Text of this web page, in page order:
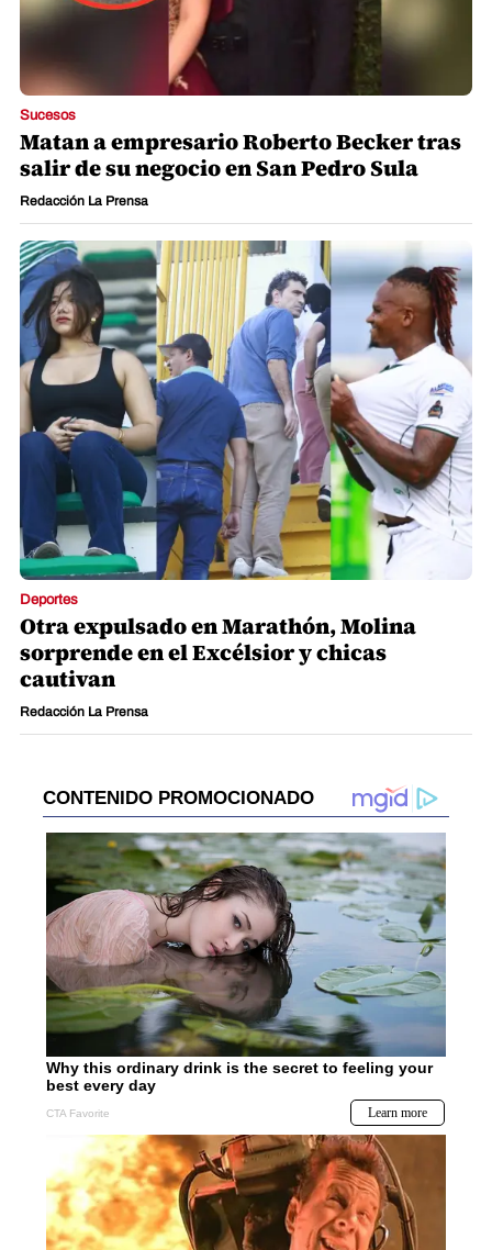
Sucesos
Matan a empresario Roberto Becker tras
salir de su negocio en San Pedro Sula
Redacción La Prensa
Deportes
Otra expulsado en Marathón, Molina
sorprende en el Excélsior y chicas
cautivan
Redacción La Prensa